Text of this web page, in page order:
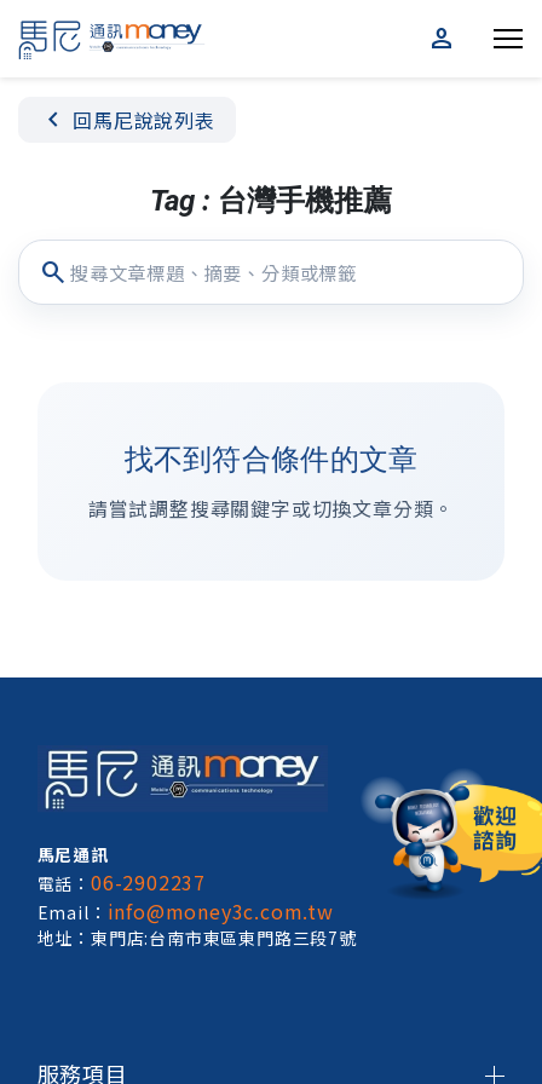
person
chevron_left 回馬尼說說列表
Tag : 台灣手機推薦
search
找不到符合條件的文章
請嘗試調整搜尋關鍵字或切換文章分類。
馬尼通訊
電話：06-2902237
Email： info@money3c.com.tw
地址：東門店:台南市東區東門路三段7號
服務項目